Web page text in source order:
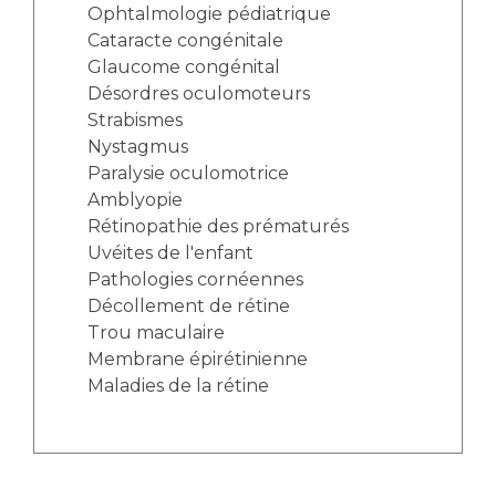
Ophtalmologie pédiatrique
Cataracte congénitale
Glaucome congénital
Désordres oculomoteurs
Strabismes
Nystagmus
Paralysie oculomotrice
Amblyopie
Rétinopathie des prématurés
Uvéites de l'enfant
Pathologies cornéennes
Décollement de rétine
Trou maculaire
Membrane épirétinienne
Maladies de la rétine